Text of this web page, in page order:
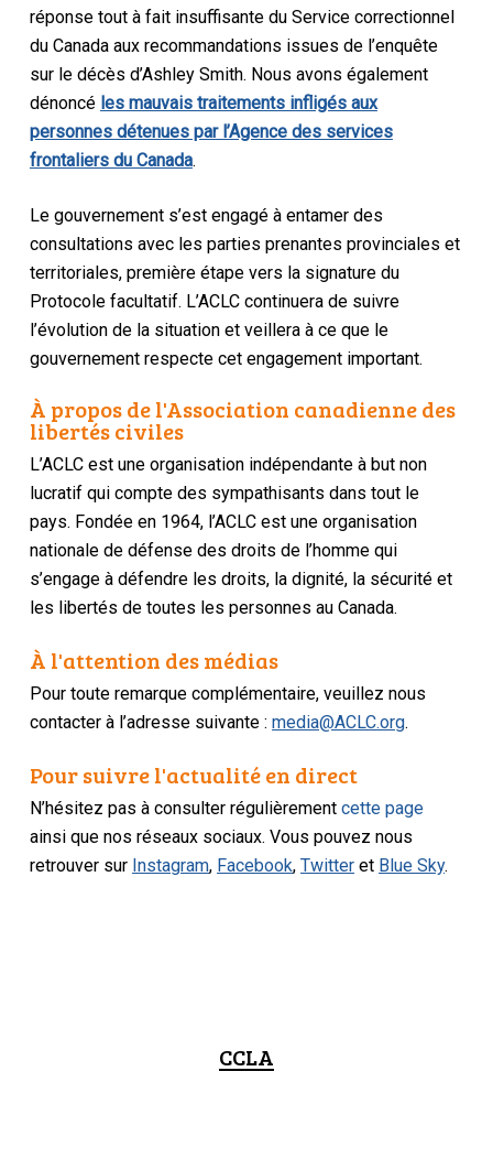
réponse tout à fait insuffisante du Service correctionnel
du Canada aux recommandations issues de l’enquête
sur le décès d’Ashley Smith. Nous avons également
dénoncé les mauvais traitements infligés aux
personnes détenues par l’Agence des services
frontaliers du Canada.
Le gouvernement s’est engagé à entamer des
consultations avec les parties prenantes provinciales et
territoriales, première étape vers la signature du
Protocole facultatif. L’ACLC continuera de suivre
l’évolution de la situation et veillera à ce que le
gouvernement respecte cet engagement important.
À propos de l'Association canadienne des
libertés civiles
L’ACLC est une organisation indépendante à but non
lucratif qui compte des sympathisants dans tout le
pays. Fondée en 1964, l’ACLC est une organisation
nationale de défense des droits de l’homme qui
s’engage à défendre les droits, la dignité, la sécurité et
les libertés de toutes les personnes au Canada.
À l'attention des médias
Pour toute remarque complémentaire, veuillez nous
contacter à l’adresse suivante :media@ACLC.org.
Pour suivre l'actualité en direct
N’hésitez pas à consulter régulièrementcette page
ainsi que nos réseaux sociaux. Vous pouvez nous
retrouver sur Instagram, Facebook,Twitter et Blue Sky.
CCLA